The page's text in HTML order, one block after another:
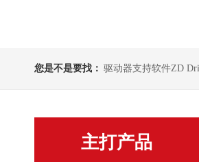
您是不是要找： 驱动器支持软件ZD
主打产品